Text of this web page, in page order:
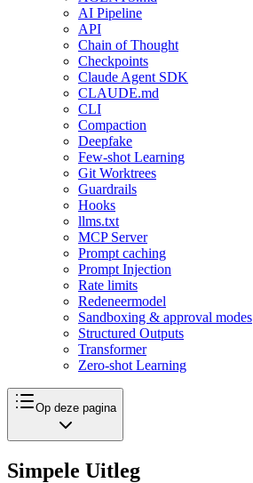
AI Pipeline
API
Chain of Thought
Checkpoints
Claude Agent SDK
CLAUDE.md
CLI
Compaction
Deepfake
Few-shot Learning
Git Worktrees
Guardrails
Hooks
llms.txt
MCP Server
Prompt caching
Prompt Injection
Rate limits
Redeneermodel
Sandboxing & approval modes
Structured Outputs
Transformer
Zero-shot Learning
Op deze pagina
Simpele Uitleg